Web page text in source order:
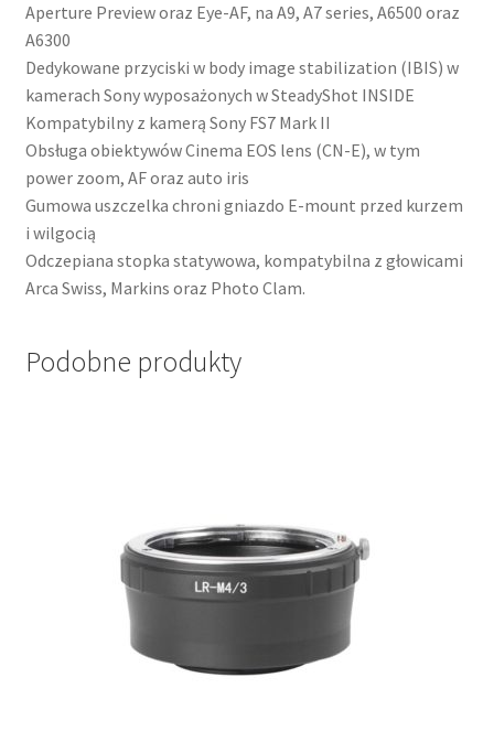
Aperture Preview oraz Eye-AF, na A9, A7 series, A6500 oraz
A6300
Dedykowane przyciski w body image stabilization (IBIS) w
kamerach Sony wyposażonych w SteadyShot INSIDE
Kompatybilny z kamerą Sony FS7 Mark II
Obsługa obiektywów Cinema EOS lens (CN-E), w tym
power zoom, AF oraz auto iris
Gumowa uszczelka chroni gniazdo E-mount przed kurzem
i wilgocią
Odczepiana stopka statywowa, kompatybilna z głowicami
Arca Swiss, Markins oraz Photo Clam.
Podobne produkty